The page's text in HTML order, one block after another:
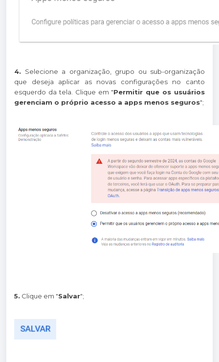
4. Selecione a organização, grupo ou sub-organização
que deseja aplicar as novas configurações no canto
esquerdo da tela. Clique em "Permitir que os usuários
gerenciam o próprio acesso a apps menos seguros";
5. Clique em "Salvar";